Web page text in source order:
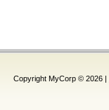
Copyright MyCorp © 2026 |